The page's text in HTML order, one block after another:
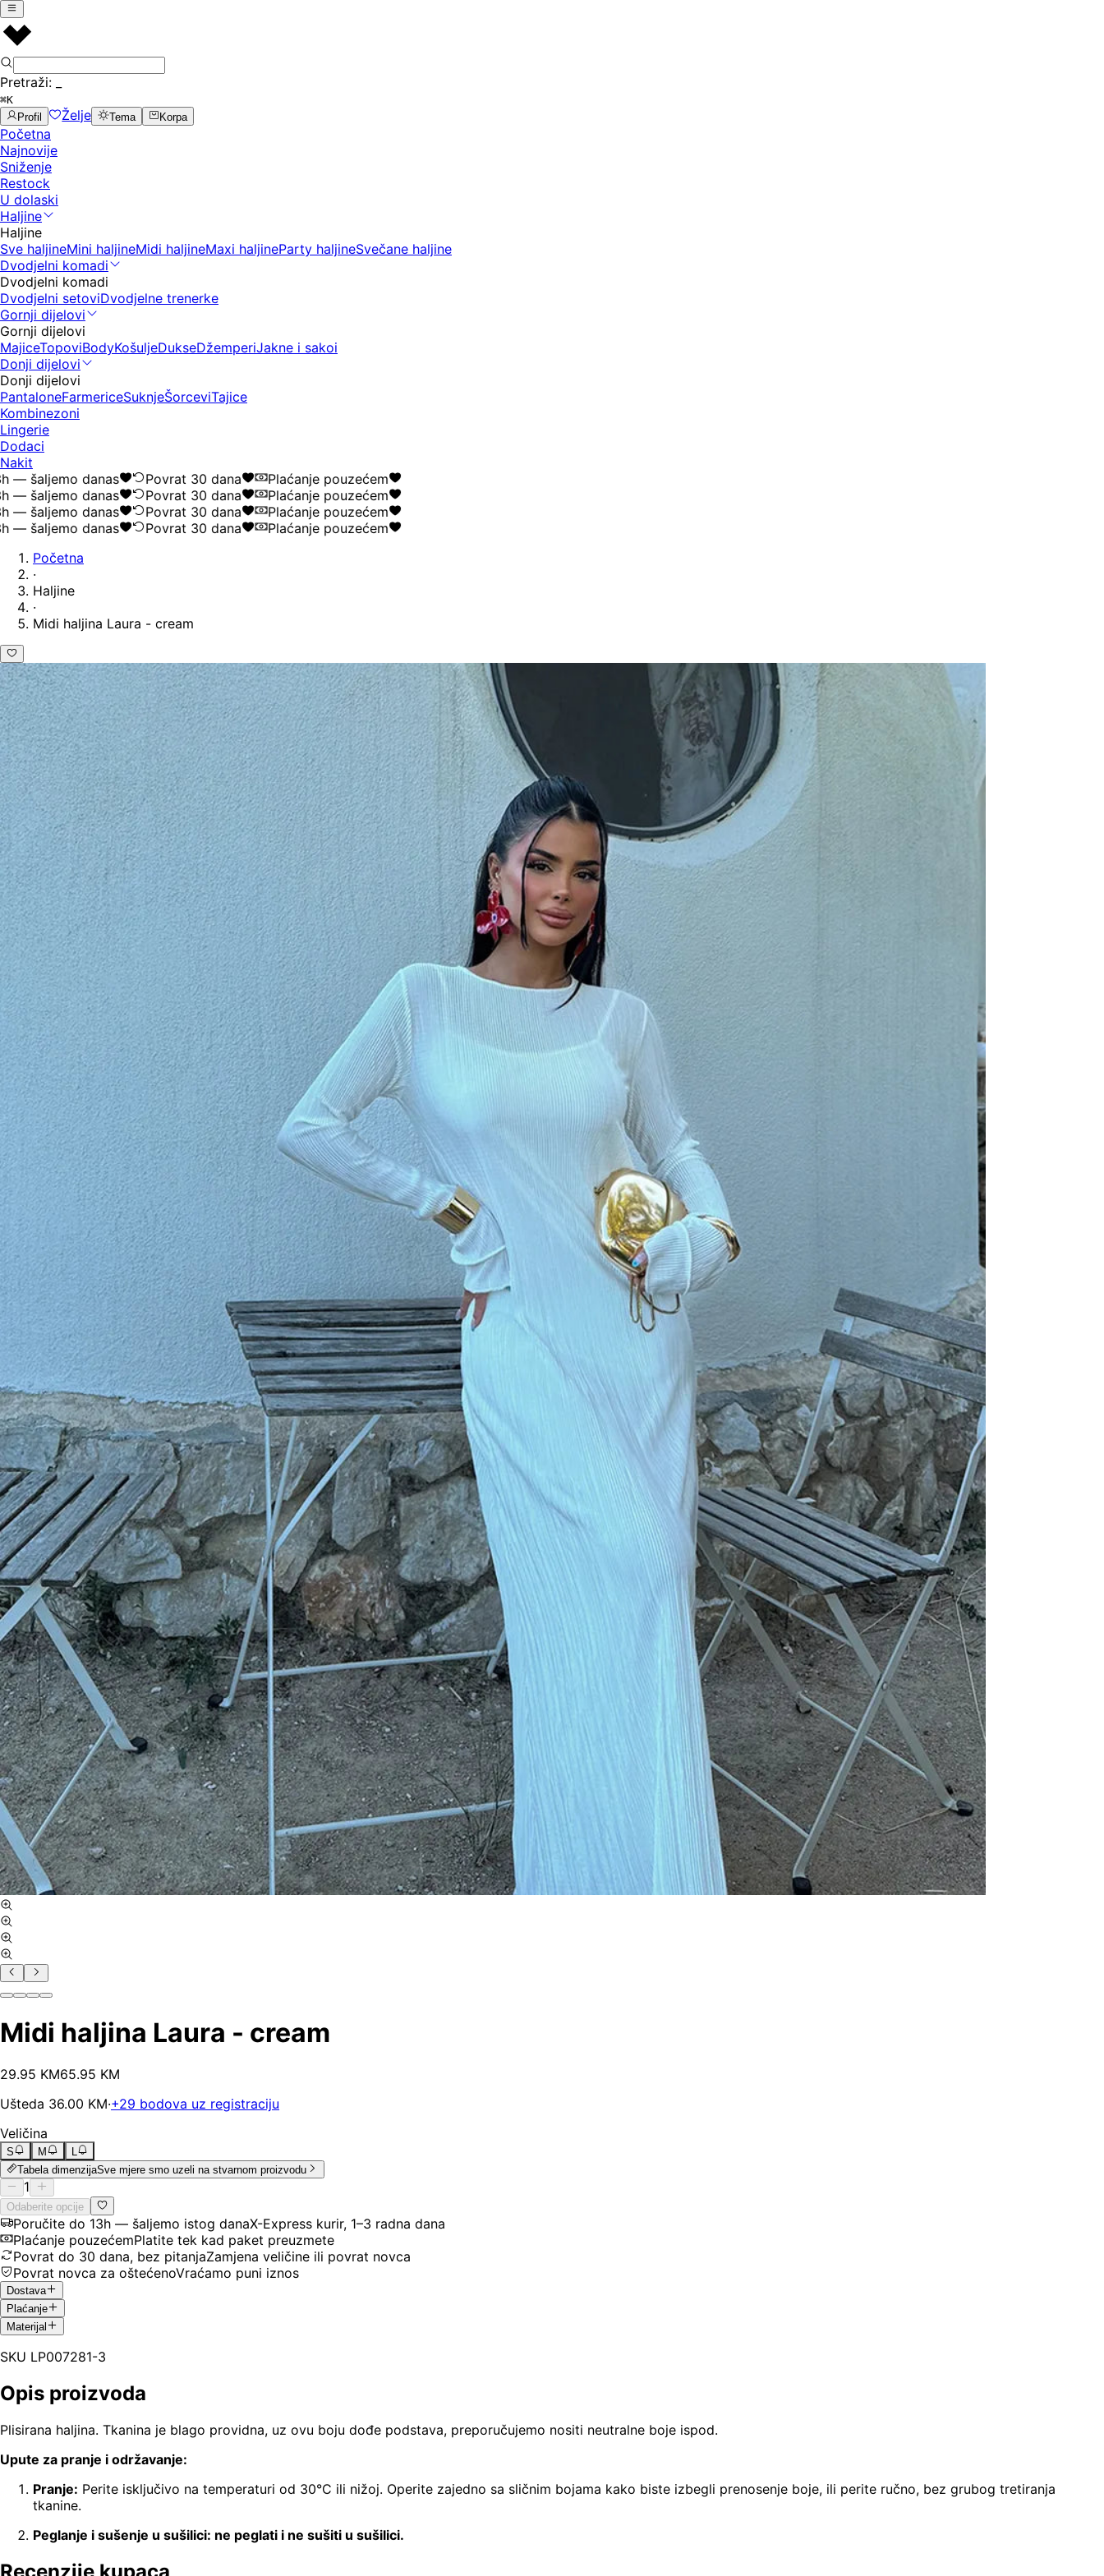
Pretraži:
⌘K
Profil
Želje Tema Korpa
Početna
Najnovije
Sniženje
Restock
U dolaski
Haljine
Haljine
Sve haljineMini haljineMidi haljineMaxi haljineParty haljineSvečane haljine
Dvodjelni komadi
Dvodjelni komadi
Dvodjelni setoviDvodjelne trenerke
Gornji dijelovi
Gornji dijelovi
MajiceTopoviBodyKošuljeDukseDžemperiJakne i sakoi
Donji dijelovi
Donji dijelovi
PantaloneFarmericeSuknjeŠorceviTajice
Kombinezoni
Lingerie
Dodaci
Nakit
danas
Povrat 30 dana
Plaćanje pouzećem
danas
Povrat 30 dana
Plaćanje pouzećem
danas
Povrat 30 dana
Plaćanje pouzećem
danas
Povrat 30 dana
Plaćanje pouzećem
Početna
·
Haljine
·
Midi haljina Laura - cream
Midi haljina Laura - cream
29.95 KM65.95 KM
Ušteda 36.00 KM·+29 bodova uz registraciju
Veličina
S M
L
Tabela dimenzijaSve mjere smo uzeli na stvarnom proizvodu
1
Odaberite opcije
Poručite do 13h — šaljemo istog danaX-Express kurir, 1–3 radna dana
Plaćanje pouzećemPlatite tek kad paket preuzmete
Povrat do 30 dana, bez pitanjaZamjena veličine ili povrat novca
Povrat novca za oštećenoVraćamo puni iznos
Dostava
Plaćanje
Materijal
SKU LP007281-3
Opis proizvoda
Plisirana haljina. Tkanina je blago providna, uz ovu boju dođe podstava, preporučujemo nositi neutralne boje ispod.
Upute za pranje i održavanje:
Pranje: Perite isključivo na temperaturi od 30°C ili nižoj. Operite zajedno sa sličnim bojama kako biste izbegli prenosenje boje, ili perite ručno, bez grubog tretiranja
tkanine.
Peglanje i sušenje u sušilici: ne peglati i ne sušiti u sušilici.